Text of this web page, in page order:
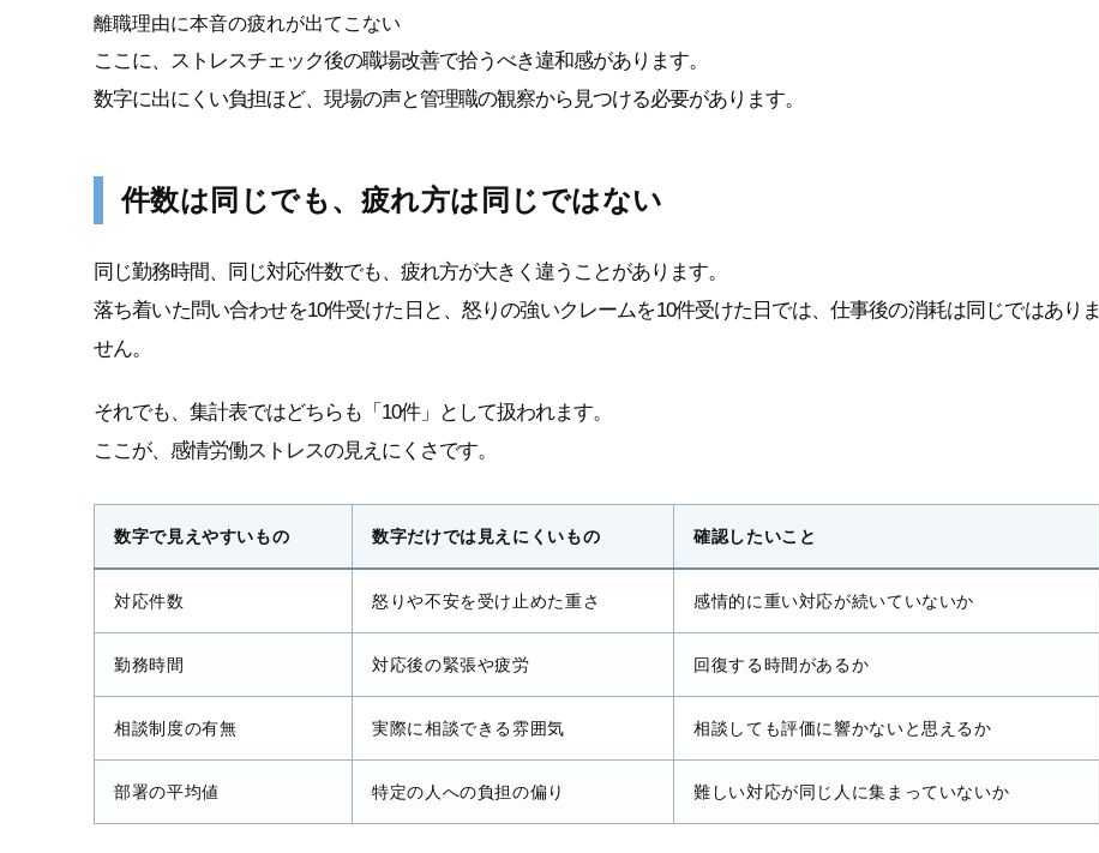
離職理由に本音の疲れが出てこない
ここに、ストレスチェック後の職場改善で拾うべき違和感があります。
数字に出にくい負担ほど、現場の声と管理職の観察から見つける必要があります。
件数は同じでも、疲れ方は同じではない
同じ勤務時間、同じ対応件数でも、疲れ方が大きく違うことがあります。
落ち着いた問い合わせを10件受けた日と、怒りの強いクレームを10件受けた日では、仕事後の消耗は同じではありま
せん。
それでも、集計表ではどちらも「10件」として扱われます。
ここが、感情労働ストレスの見えにくさです。
数字で見えやすいもの 数字だけでは見えにくいもの 確認したいこと
対応件数 怒りや不安を受け止めた重さ 感情的に重い対応が続いていないか
勤務時間 対応後の緊張や疲労 回復する時間があるか
相談制度の有無 実際に相談できる雰囲気 相談しても評価に響かないと思えるか
部署の平均値 特定の人への負担の偏り 難しい対応が同じ人に集まっていないか